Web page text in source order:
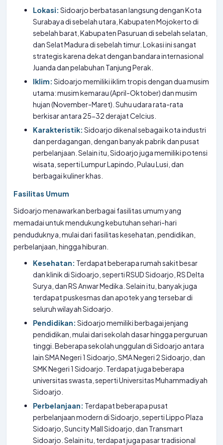
Lokasi: Sidoarjo berbatasan langsung dengan Kota
Surabaya di sebelah utara, Kabupaten Mojokerto di
sebelah barat, Kabupaten Pasuruan di sebelah selatan,
dan Selat Madura di sebelah timur. Lokasi ini sangat
strategis karena dekat dengan bandara internasional
Juanda dan pelabuhan Tanjung Perak.
Iklim: Sidoarjo memiliki iklim tropis dengan dua musim
utama: musim kemarau (April-Oktober) dan musim
hujan (November-Maret). Suhu udara rata-rata
berkisar antara 25-32 derajat Celcius.
Karakteristik: Sidoarjo dikenal sebagai kota industri
dan perdagangan, dengan banyak pabrik dan pusat
perbelanjaan. Selain itu, Sidoarjo juga memiliki potensi
wisata, seperti Lumpur Lapindo, Pulau Lusi, dan
berbagai kuliner khas.
Fasilitas Umum
Sidoarjo menawarkan berbagai fasilitas umum yang
memadai untuk mendukung kebutuhan sehari-hari
penduduknya, mulai dari fasilitas kesehatan, pendidikan,
perbelanjaan, hingga hiburan.
Kesehatan: Terdapat beberapa rumah sakit besar
dan klinik di Sidoarjo, seperti RSUD Sidoarjo, RS Delta
Surya, dan RS Anwar Medika. Selain itu, banyak juga
terdapat puskesmas dan apotek yang tersebar di
seluruh wilayah Sidoarjo.
Pendidikan: Sidoarjo memiliki berbagai jenjang
pendidikan, mulai dari sekolah dasar hingga perguruan
tinggi. Beberapa sekolah unggulan di Sidoarjo antara
lain SMA Negeri 1 Sidoarjo, SMA Negeri 2 Sidoarjo, dan
SMK Negeri 1 Sidoarjo. Terdapat juga beberapa
universitas swasta, seperti Universitas Muhammadiyah
Sidoarjo.
Perbelanjaan: Terdapat beberapa pusat
perbelanjaan modern di Sidoarjo, seperti Lippo Plaza
Sidoarjo, Suncity Mall Sidoarjo, dan Transmart
Sidoarjo. Selain itu, terdapat juga pasar tradisional